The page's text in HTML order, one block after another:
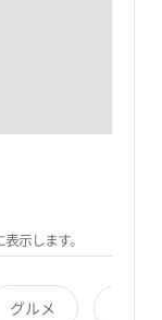
示します。
グルメ